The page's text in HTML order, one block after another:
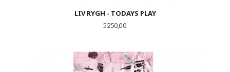
LIV RYGH - TODAYS PLAY
Pris
5 250,00